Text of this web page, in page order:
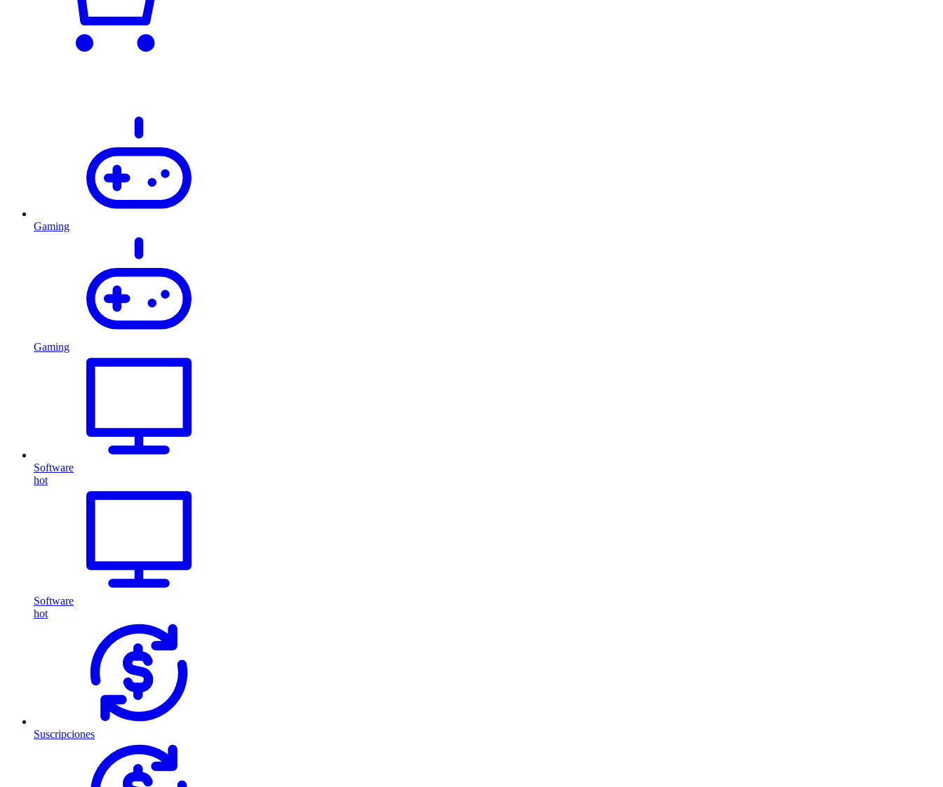
Gaming
Gaming
Software
hot
Software
hot
Suscripciones